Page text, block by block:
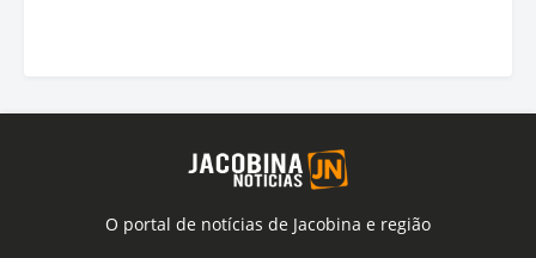
O portal de notícias de Jacobina e região